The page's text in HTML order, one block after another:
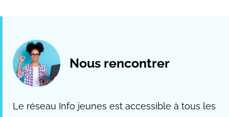
Nous rencontrer
Le réseau Info jeunes est accessible à tous les